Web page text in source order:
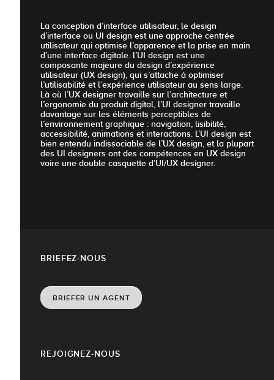
La conception d’interface utilisateur, le design
d’interface ou UI design est une approche centrée
utilisateur qui optimise l’apparence et la prise en main
d’une interface digitale. l’UI design est une
composante majeure du design d’expérience
utilisateur (UX design), qui s’attache à optimiser
l’utilisabilité et l’expérience utilisateur au sens large.
Là où l’UX designer travaille sur l’architecture et
l’ergonomie du produit digital, l’UI designer travaille
davantage sur les éléments perceptibles de
l’environnement graphique : navigation, lisibilité,
accessibilité, animations et interactions. L’UI design est
bien entendu indissociable de l’UX design, et la plupart
des UI designers ont des compétences en UX design
voire une double casquette d’UI/UX designer.
REJOIGNEZ-NOUS
BRIEFEZ-NOUS
BRIEFER UN AGENT